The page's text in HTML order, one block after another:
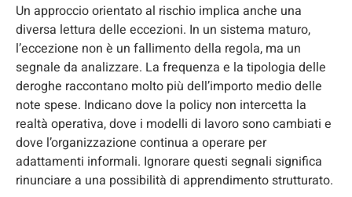
Un approccio orientato al rischio implica anche una
diversa lettura delle eccezioni. In un sistema maturo,
l’eccezione non è un fallimento della regola, ma un
segnale da analizzare. La frequenza e la tipologia delle
deroghe raccontano molto più dell’importo medio delle
note spese. Indicano dove la policy non intercetta la
realtà operativa, dove i modelli di lavoro sono cambiati e
dove l’organizzazione continua a operare per
adattamenti informali. Ignorare questi segnali significa
rinunciare a una possibilità di apprendimento strutturato.